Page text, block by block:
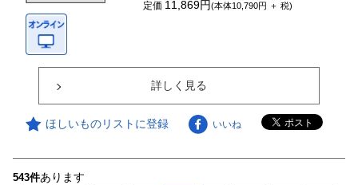
定価 11,869円(本体10,790円 ＋ 税)
詳しく見る
ほしいものリストに登録 いいね
543件あります